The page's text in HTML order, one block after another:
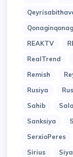
REAKTV
RealTrend
Remish
Rusiya
Sahib
Sanksiya
SerxioPeres
Sirius